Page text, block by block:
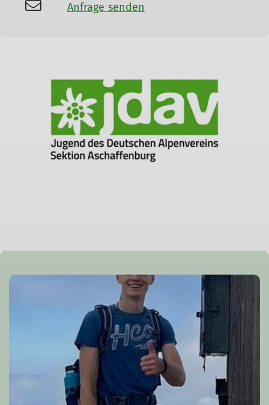
Anfrage senden